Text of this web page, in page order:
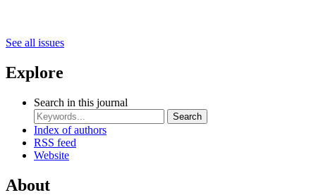
See all issues
Explore
Search in this journal
Search
Index of authors
RSS feed
Website
About